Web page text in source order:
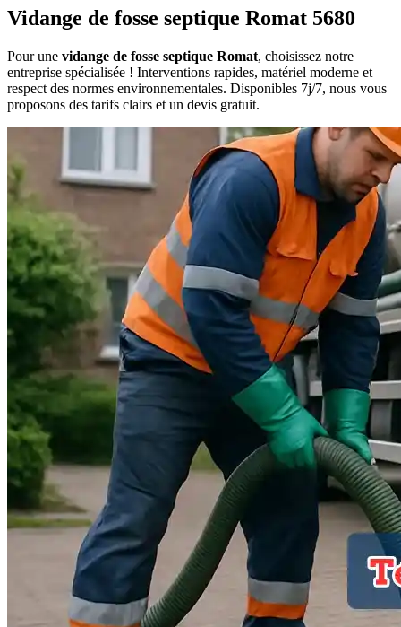
Vidange de fosse septique Romat 5680
Pour une vidange de fosse septique Romat, choisissez notre
entreprise spécialisée ! Interventions rapides, matériel moderne et
respect des normes environnementales. Disponibles 7j/7, nous vous
proposons des tarifs clairs et un devis gratuit.